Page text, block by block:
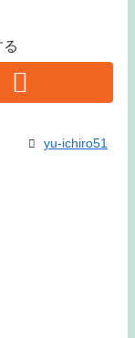
yu-ichiro51